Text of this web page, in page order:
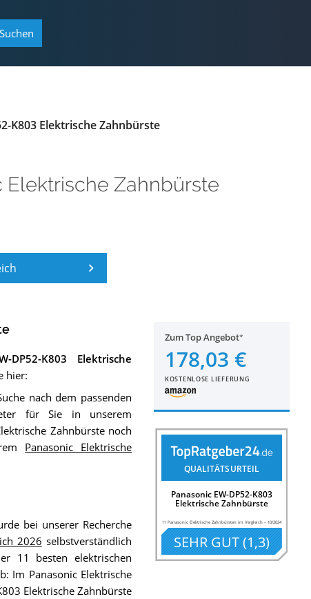
K803 Elektrische Zahnbürste
Elektrische Zahnbürste
Zum Top Angebot
178,03 €
KOSTENLOSE LIEFERUNG
QUALITÄTSURTEIL
Panasonic EW-DP52-K803
Elektrische Zahnbürste
11 Panasonic Elektrische Zahnbürsten im Vergleich– 10/2024
SEHR GUT(1,3)
DP52-K803 Elektrische
hier:
nach dem passenden
für Sie in unserem
Zahnbürste noch
Panasonic Elektrische
bei unserer Recherche
2026 selbstverständlich
11 besten elektrischen
Im Panasonic Elektrische
Elektrische Zahnbürste
Suchen